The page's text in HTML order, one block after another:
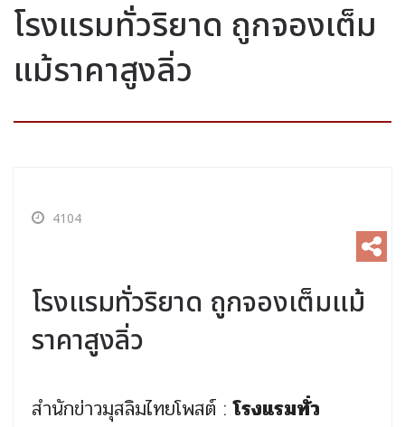
โรงแรมทั่วริยาด ถูกจองเต็ม
แม้ราคาสูงลิ่ว
4104
โรงแรมทั่วริยาด ถูกจองเต็มแม้
ราคาสูงลิ่ว
สำนักข่าวมุสลิมไทยโพสต์ :โรงแรมทั่ว